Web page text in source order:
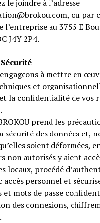
le joindre à l’adresse
ou par
l’entreprise au 3755 E
J4Y 2P4.
à mettre en
et
la confidentialité de vos
prend les
sécurité des données et,
soient déformées,
non autorisés y aient
locaux, procédé
accès personnel et
mots de passe
des connexions,